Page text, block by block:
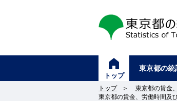
東京都の統計
トップ
東京都の統
トップ ＞ 東京都の賃金
東京都の賃金、労働時間及